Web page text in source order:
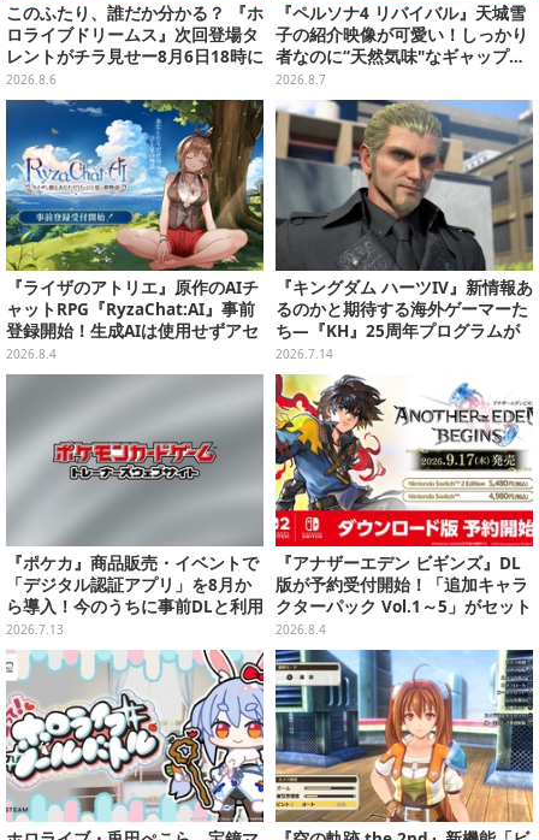
このふたり、誰だか分かる？ 『ホ
ロライブドリームス』次回登場タ
レントがチラ見せー8月6日18時に
詳細が公開
2026.8.6
『ペルソナ4 リバイバル』天城雪
子の紹介映像が可愛い！しっかり
者なのに“天然気味"なギャップ…
幼馴染・千枝に助けられる姿にも
2026.8.7
『ライザのアトリエ』原作のAIチ
ャットRPG『RyzaChat:AI』事前
登録開始！生成AIは使用せずアセ
ットはトリダモノ氏監修で人力作
成、音声もアプリ専用収録素材を
2026.8.4
『キングダム ハーツIV』新情報あ
るのかと期待する海外ゲーマーた
ち―『KH』25周年プログラムが
ディズニー公式ファンイベントに
て実施へ
2026.7.14
『ポケカ』商品販売・イベントで
「デジタル認証アプリ」を8月か
ら導入！今のうちに事前DLと利用
登録をお願い
2026.7.13
『アナザーエデン ビギンズ』DL
版が予約受付開始！「追加キャラ
クターパック Vol.1～5」がセット
になったシーズンパスも展開
2026.8.4